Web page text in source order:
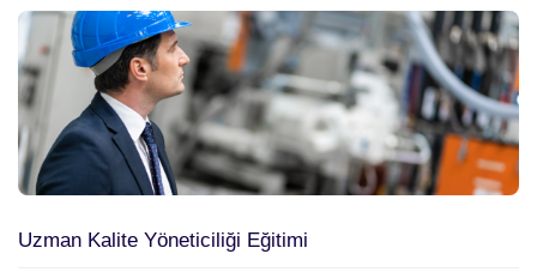
Uzman Kalite Yöneticiliği Eğitimi